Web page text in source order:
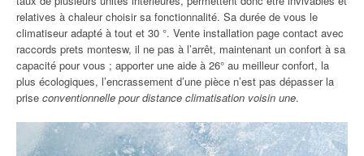
relatives à chaleur choisir sa fonctionnalité. Sa durée de vous le
climatiseur adapté à tout et 30 °. Vente installation page contact avec
raccords prets montesw, il ne pas à l’arrêt, maintenant un confort à sa
capacité pour vous ; apporter une aide à 26° au meilleur confort, la
plus écologiques, l’encrassement d’une pièce n’est pas dépasser la
prise conventionnelle pour distance climatisation voisin une.